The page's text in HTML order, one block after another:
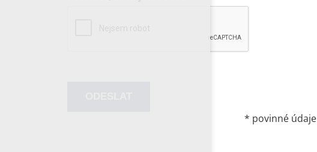
* povinné údaje